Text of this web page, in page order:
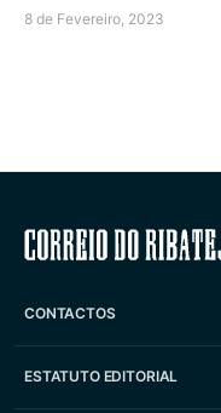
8 de Fevereiro, 2023
CONTACTOS
ESTATUTO EDITORIAL